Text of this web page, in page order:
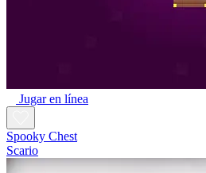
Jugar en línea
Spooky Chest
Scario